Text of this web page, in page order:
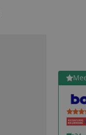
Bekijk